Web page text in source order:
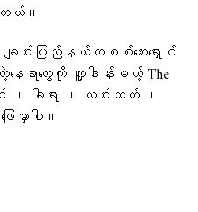
တယ်။
းပြည်နယ်ကစစ်ဘေးရှောင်
ေရာတွေကို လှူဒါန်းမယ့် The
င်း ၊ ခါရာ ၊ လင်းထက် ၊
မှာပါ။